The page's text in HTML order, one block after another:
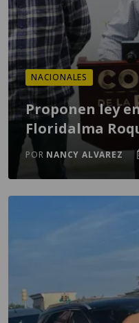
NACIONALES
Proponen ley
Floridalma
POR NANCY ALVAREZ